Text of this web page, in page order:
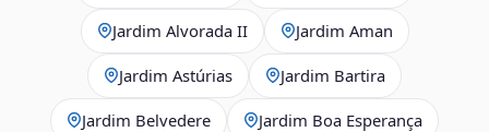
Jardim Alvorada II Jardim Aman
Jardim Astúrias Jardim Bartira
Jardim Belvedere Jardim Boa Esperança